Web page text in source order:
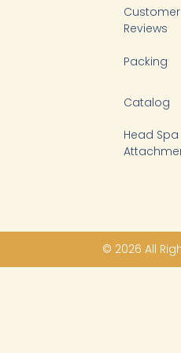
Customer
Reviews
Packing
Catalog
Head Spa
© 2026 All